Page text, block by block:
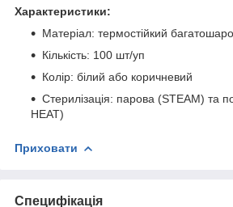
Характеристики:
Матеріал: термостійкий
Кількість: 100 шт/уп
Колір: білий або коричневий
Стерилізація: парова (STEAM) та
HEAT)
Приховати
Специфікація